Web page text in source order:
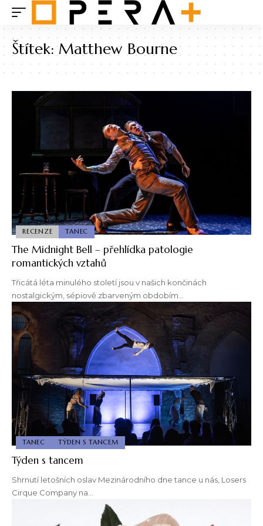
Štítek:Matthew Bourne
RECENZE TANEC
The Midnight Bell – přehlídka patologie
romantických vztahů
Třicátá léta minulého století jsou v našich končinách
nostalgickým, sépiově zbarveným obdobím…
TANEC TÝDEN S TANCEM
Týden s tancem
Shrnutí letošních oslav Mezinárodního dne tance u nás, Losers
Cirque Company na…